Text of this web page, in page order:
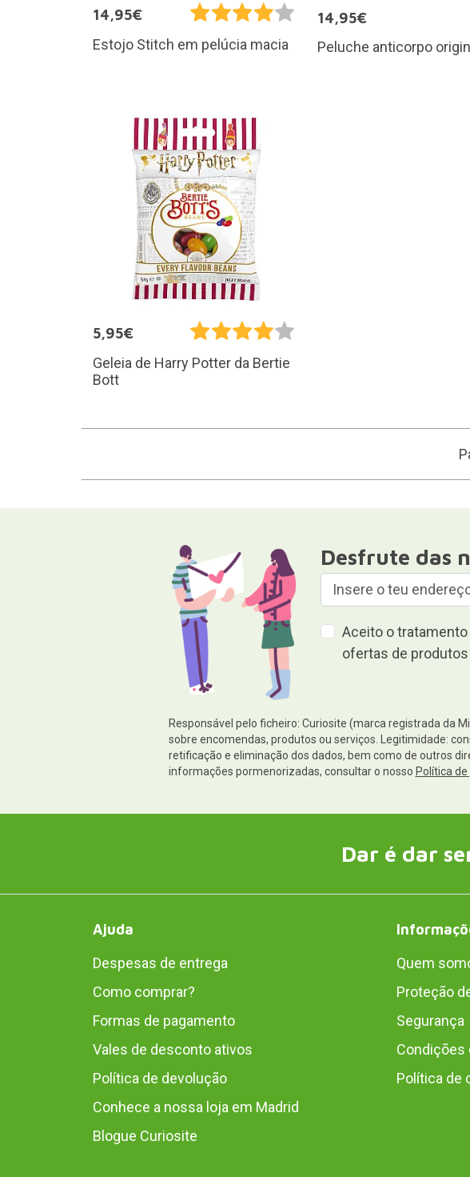
14,95€
Estojo Stitch em pelúcia macia
14,95€
Peluche anticorpo
5,95€
Geleia de Harry Potter da Bertie
Bott
Desfrute das
Aceito o
ofertas de
Responsável pelo ficheiro: Curiosite (marca registrada da
sobre encomendas, produtos ou serviços. Legitimidade:
retificação e eliminação dos dados, bem como de outros
informações pormenorizadas, consultar o nosso Política
Dar é dar
Ajuda
Despesas de entrega
Como comprar?
Formas de pagamento
Vales de desconto ativos
Política de devolução
Conhece a nossa loja em Madrid
Blogue Curiosite
Quem
Proteção
Segurança
Condições
Política de